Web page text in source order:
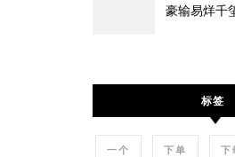
豪输易烊千
标签
一个 下单 下